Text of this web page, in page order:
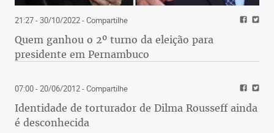
21:27 - 30/10/2022- Compartilhe
Quem ganhou o 2º turno da eleição para
presidente em Pernambuco
07:00 - 20/06/2012- Compartilhe
Identidade de torturador de Dilma Rousseff ainda
é desconhecida